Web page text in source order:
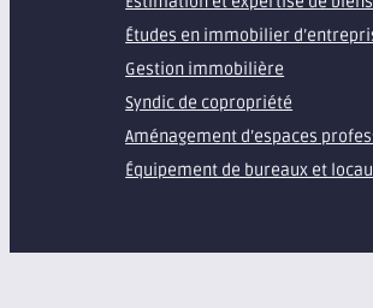
Études en immobilier
Gestion immobilière
Syndic de copropriété
Aménagement d’espaces
Équipement de bureaux et